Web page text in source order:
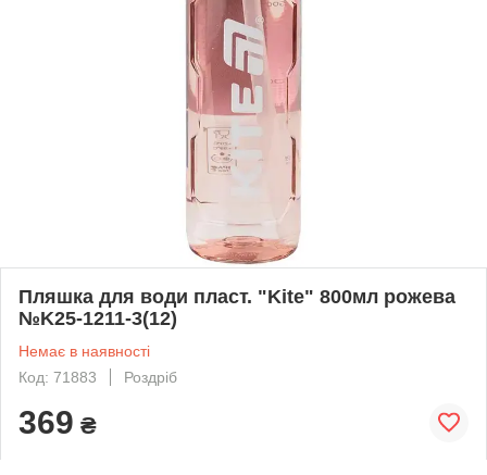
Пляшка для води пласт. "Kite" 800мл рожева
№K25-1211-3(12)
Немає в наявності
Код: 71883
Роздріб
369 ₴